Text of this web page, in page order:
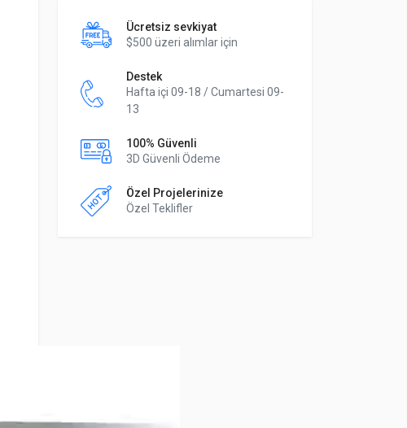
Ücretsiz sevkiyat
$500 üzeri alımlar için
Destek
Hafta içi 09-18 / Cumartesi 09-
13
100% Güvenli
3D Güvenli Ödeme
Özel Projelerinize
Özel Teklifler